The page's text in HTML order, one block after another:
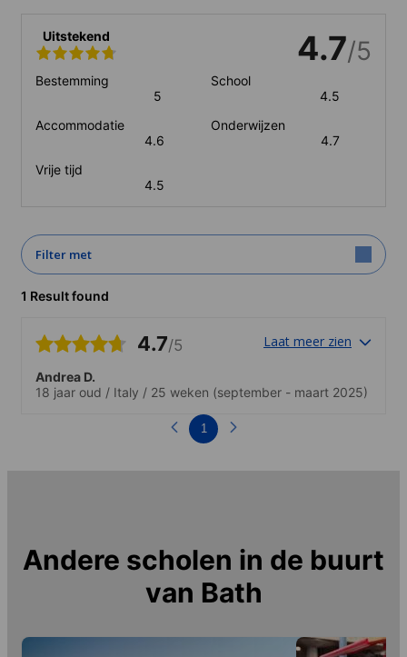
Uitstekend 4.7/5
Bestemming
5
School
4.5
Accommodatie
4.6
Onderwijzen
4.7
Vrije tijd
4.5
Filter met
1 Result found
4.7/5 Laat meer zien
Andrea D.
18 jaar oud / Italy / 25 weken (september - maart 2025)
1
Andere scholen in de buurt
van Bath